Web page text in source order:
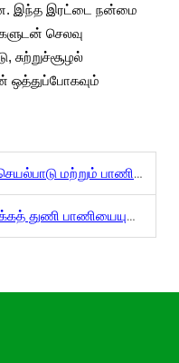
இந்த இரட்டை நன்மை
செலவு
ஒத்துப்போகவும்
பாக்கெட்டுகளுக்கான நம்பகமான தேர்வு
வசதியையும் தொடர்ச்சியாக இணைக்கிறது